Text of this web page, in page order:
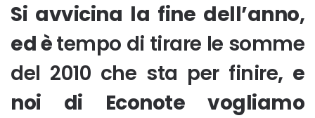
Si avvicina la fine dell’anno,
ed ètempo di tirare le somme
del 2010 che sta per finire, e
noi di Econote vogliamo